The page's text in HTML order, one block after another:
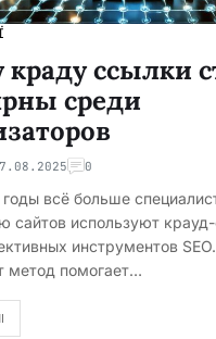
ссылки
среди
0
всё больше
сайтов используют
инструментов
метод помогает…